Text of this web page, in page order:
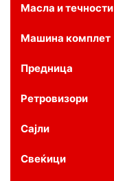
Масла и течности
Машина комплет
Предница
Ретровизори
Сајли
Свеќици